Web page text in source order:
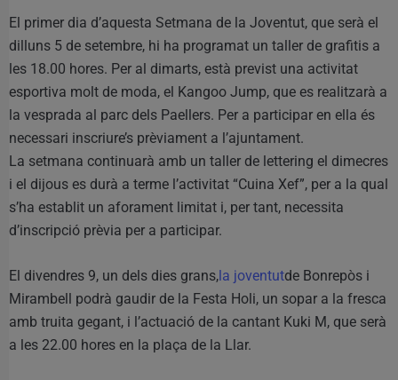
El primer dia d’aquesta Setmana de la Joventut, que serà el
dilluns 5 de setembre, hi ha programat un taller de grafitis a
les 18.00 hores. Per al dimarts, està previst una activitat
esportiva molt de moda, el Kangoo Jump, que es realitzarà a
la vesprada al parc dels Paellers. Per a participar en ella és
necessari inscriure’s prèviament a l’ajuntament.
La setmana continuarà amb un taller de lettering el dimecres
i el dijous es durà a terme l’activitat “Cuina Xef”, per a la qual
s’ha establit un aforament limitat i, per tant, necessita
d’inscripció prèvia per a participar.
El divendres 9, un dels dies grans,la joventutde Bonrepòs i
Mirambell podrà gaudir de la Festa Holi, un sopar a la fresca
amb truita gegant, i l’actuació de la cantant Kuki M, que serà
a les 22.00 hores en la plaça de la Llar.